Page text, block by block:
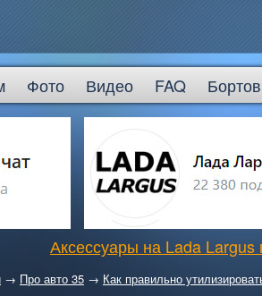
Фото Видео FAQ
Аксессуары на Lada
→ Про авто 35 → Как правильно